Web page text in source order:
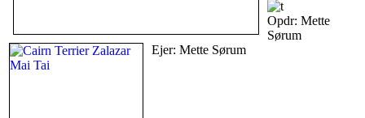
Opdr: Mette
Sørum
Ejer: Mette Sørum